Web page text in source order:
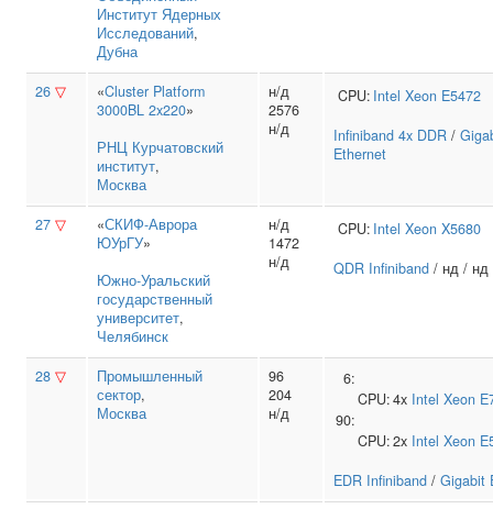
Институт Ядерных
Исследований,
Дубна
26 ▽ «Cluster Platform
3000BL 2x220»
РНЦ Курчатовский
институт,
Москва
н/д
2576
н/д
CPU: Intel Xeon E5472
Infiniband 4x DDR /
Ethernet
27 ▽ «СКИФ-Аврора
ЮУрГУ»
Южно‑Уральский
государственный
университет,
Челябинск
н/д
1472
н/д
CPU: Intel Xeon X5680
QDR Infiniband / нд / нд
28 ▽
Промышленный
сектор,
Москва
96
204
н/д
6:
CPU:4x Intel Xeon
90:
CPU:2x Intel Xeon
EDR Infiniband / Gigabit